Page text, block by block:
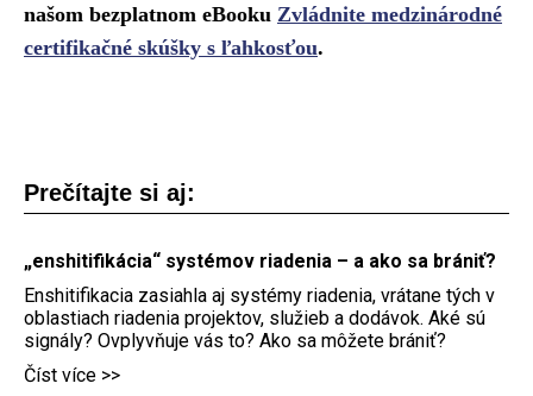
našom bezplatnom eBooku Zvládnite medzinárodné
certifikačné skúšky s ľahkosťou.
Prečítajte si aj:
„enshitifikácia“ systémov riadenia – a ako sa brániť?
Enshitifikacia zasiahla aj systémy riadenia, vrátane tých v
oblastiach riadenia projektov, služieb a dodávok. Aké sú
signály? Ovplyvňuje vás to? Ako sa môžete brániť?
Číst více >>